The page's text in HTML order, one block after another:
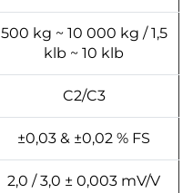
500 kg ~ 10 000 kg / 1,5
klb ~ 10 klb
C2/C3
±0,03 & ±0,02 % FS
2,0 / 3,0 ± 0,003 mV/V